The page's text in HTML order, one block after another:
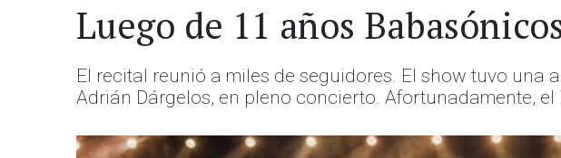
Luego de 11 años
El recital reunió a miles de seguidores. El show tuvo
Adrián Dárgelos, en pleno concierto. Afortunadamente,